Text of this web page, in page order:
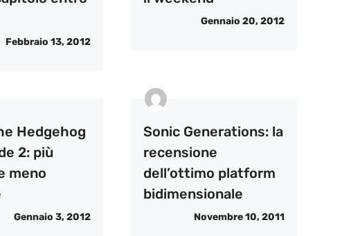
Febbraio 13, 2012
Gennaio 20, 2012
Hedgehog
2: più
meno
Gennaio 3, 2012
Sonic Generations: la
recensione
dell’ottimo platform
bidimensionale
Novembre 10, 2011